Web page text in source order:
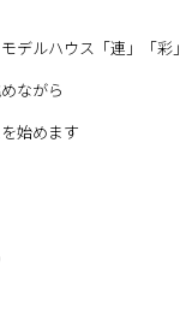
デルハウス「連」「彩」
ながら
始めます